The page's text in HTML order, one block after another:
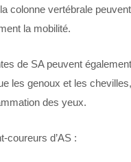
colonne vertébrale
la mobilité.
de SA peuvent
les genoux et les
des yeux.
coureurs d’AS :